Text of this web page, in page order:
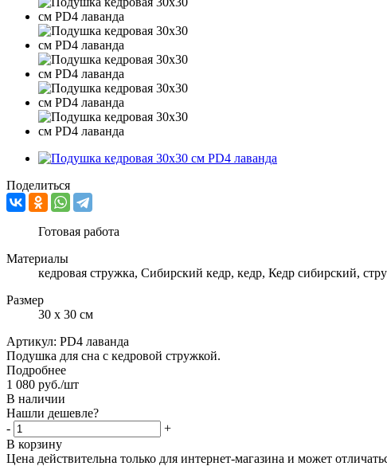
Поделиться
Готовая работа
Материалы
кедровая стружка, Сибирский кедр, кедр, Кедр сибирский,
Размер
30 х 30 см
Артикул: PD4 лаванда
Подушка для сна с кедровой стружкой.
Подробнее
1 080 руб./шт
В наличии
Нашли дешевле?
-
+
В корзину
Цена действительна только для интернет-магазина и может